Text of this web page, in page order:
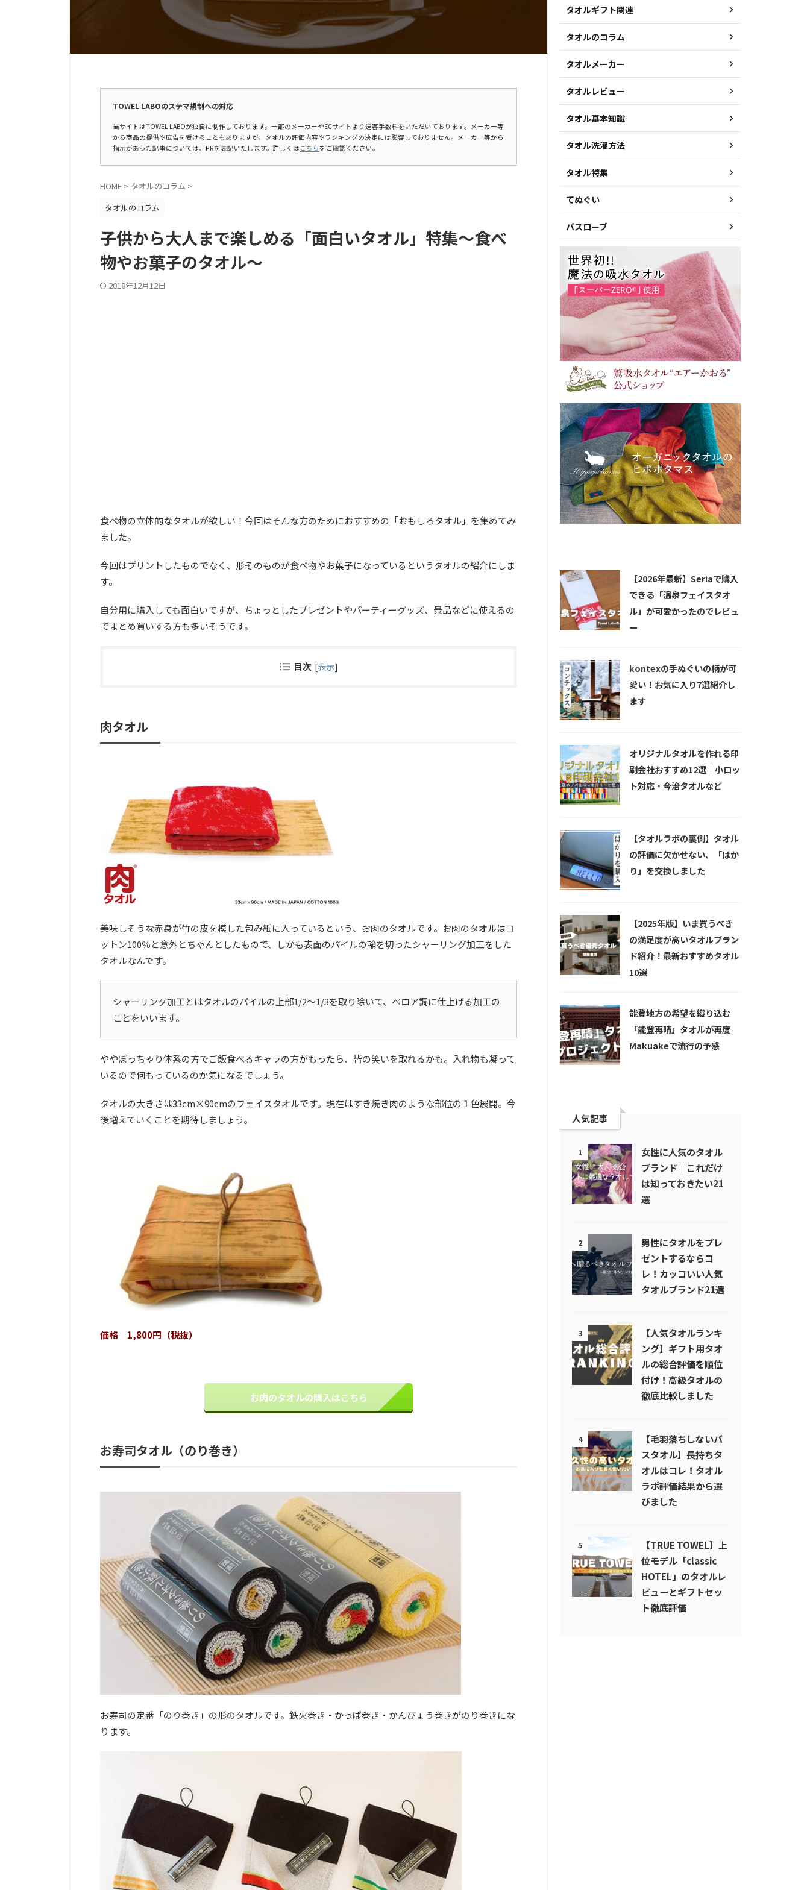
TOWEL LABOのステマ規制への対応
当サイトはTOWEL LABOが独自に制作しております。一部のメーカーやECサイトより送客手数料をいただいております。メーカー等
から商品の提供や広告を受けることもありますが、タオルの評価内容やランキングの決定には影響しておりません。メーカー等から
指示があった記事については、PRを表記いたします。詳しくは こちら をご確認ください。
HOME > タオルのコラム >
タオルのコラム
子供から大人まで楽しめる「面白いタオル」特集～食べ
物やお菓子のタオル～
2018年12月12日
食べ物の立体的なタオルが欲しい！今回はそんな方のためにおすすめの「おもしろタオル」を集めてみ
ました。
今回はプリントしたものでなく、形そのものが食べ物やお菓子になっているというタオルの紹介にしま
す。
自分用に購入しても面白いですが、ちょっとしたプレゼントやパーティーグッズ、景品などに使えるの
でまとめ買いする方も多いそうです。
目次 [表示]
肉タオル
美味しそうな赤身が竹の皮を模した包み紙に入っているという、お肉のタオルです。お肉のタオルはコ
ットン100％と意外とちゃんとしたもので、しかも表面のパイルの輪を切ったシャーリング加工をした
タオルなんです。
シャーリング加工とはタオルのパイルの上部1/2～1/3を取り除いて、ベロア調に仕上げる加工の
ことをいいます。
ややぽっちゃり体系の方でご飯食べるキャラの方がもったら、皆の笑いを取れるかも。入れ物も凝って
いるので何もっているのか気になるでしょう。
タオルの大きさは33cm×90cmのフェイスタオルです。現在はすき焼き肉のような部位の１色展開。今
後増えていくことを期待しましょう。
価格 1,800円（税抜）
お肉のタオルの購入はこちら
お寿司タオル（のり巻き）
お寿司の定番「のり巻き」の形のタオルです。鉄火巻き・かっぱ巻き・かんぴょう巻きがのり巻きにな
ります。
タオルギフト関連
タオルのコラム
タオルメーカー
タオルレビュー
タオル基本知識
タオル洗濯方法
タオル特集
てぬぐい
バスローブ
【2026年最新】Seriaで購入
できる「温泉フェイスタオ
ル」が可愛かったのでレビュ
ー
kontexの手ぬぐいの柄が可
愛い！お気に入り7選紹介し
ます
オリジナルタオルを作れる印
刷会社おすすめ12選｜小ロッ
ト対応・今治タオルなど
【タオルラボの裏側】タオル
の評価に欠かせない、「はか
り」を交換しました
【2025年版】いま買うべき
の満足度が高いタオルブラン
ド紹介！最新おすすめタオル
10選
能登地方の希望を織り込む
「能登再晴」タオルが再度
Makuakeで流行の予感
人気記事
1
女性に人気のタオル
ブランド｜これだけ
は知っておきたい21
選
2
男性にタオルをプレ
ゼントするならコ
レ！カッコいい人気
タオルブランド21選
3
【人気タオルランキ
ング】ギフト用タオ
ルの総合評価を順位
付け！高級タオルの
徹底比較しました
4
【毛羽落ちしないバ
スタオル】長持ちタ
オルはコレ！タオル
ラボ評価結果から選
びました
5
【TRUE TOWEL】上
位モデル「classic
HOTEL」のタオルレ
ビューとギフトセッ
ト徹底評価